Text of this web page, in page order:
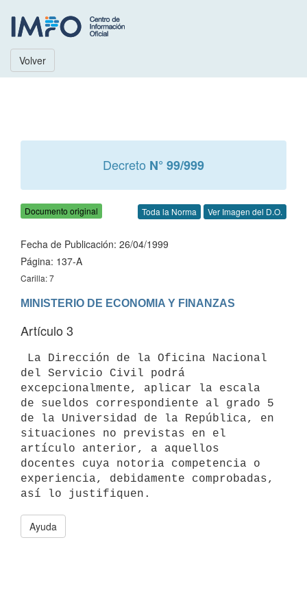
Volver
Decreto N° 99/999
Documento original Toda la Norma Ver Imagen del D.O.
Fecha de Publicación: 26/04/1999
Página: 137-A
Carilla: 7
Artículo 3
del Servicio Civil podrá
excepcionalmente, aplicar la escala
de sueldos correspondiente al grado 5
de la Universidad de la República, en
situaciones no previstas en el
artículo anterior, a aquellos
docentes cuya notoria competencia o
experiencia, debidamente comprobadas,
Ayuda